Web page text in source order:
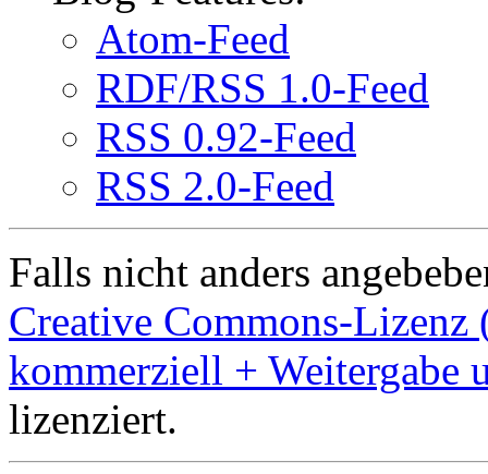
Atom-Feed
RDF/RSS 1.0-Feed
RSS 0.92-Feed
RSS 2.0-Feed
Falls nicht anders
Creative Commons-Lizenz
kommerziell + Weitergabe
lizenziert.